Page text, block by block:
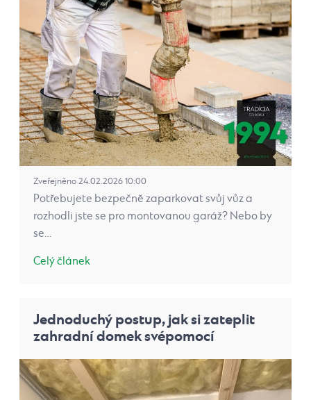
Zveřejněno 24.02.2026 10:00
Potřebujete bezpečně zaparkovat svůj vůz a
rozhodli jste se pro montovanou garáž? Nebo by
se…
Celý článek
Jednoduchý postup, jak si zateplit
zahradní domek svépomocí